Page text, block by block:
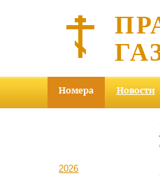
Номера Новости
2026